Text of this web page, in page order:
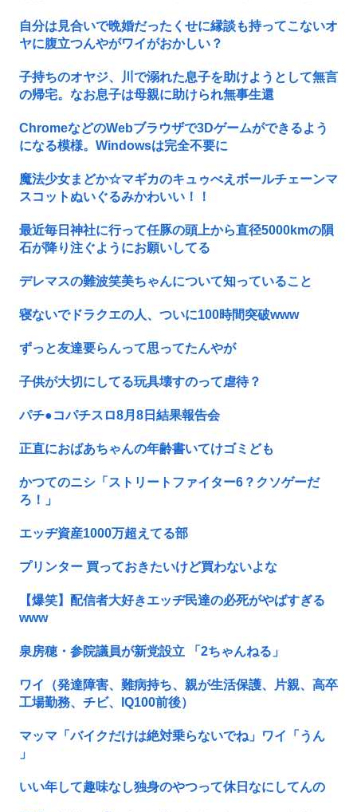
自分は見合いで晩婚だったくせに縁談も持ってこないオ
ヤに腹立つんやがワイがおかしい？
子持ちのオヤジ、川で溺れた息子を助けようとして無言
の帰宅。なお息子は母親に助けられ無事生還
ChromeなどのWebブラウザで3Dゲームができるよう
になる模様。Windowsは完全不要に
魔法少女まどか☆マギカのキュゥべえボールチェーンマ
スコットぬいぐるみかわいい！！
最近毎日神社に行って任豚の頭上から直径5000kmの隕
石が降り注ぐようにお願いしてる
デレマスの難波笑美ちゃんについて知っていること
寝ないでドラクエの人、ついに100時間突破www
ずっと友達要らんって思ってたんやが
子供が大切にしてる玩具壊すのって虐待？
パチ●コパチスロ8月8日結果報告会
正直におばあちゃんの年齢書いてけゴミども
かつてのニシ「ストリートファイター6？クソゲーだ
ろ！」
エッヂ資産1000万超えてる部
プリンター 買っておきたいけど買わないよな
【爆笑】配信者大好きエッヂ民達の必死がやばすぎる
www
泉房穂・参院議員が新党設立 「2ちゃんねる」
ワイ（発達障害、難病持ち、親が生活保護、片親、高卒
工場勤務、チビ、IQ100前後）
マッマ「バイクだけは絶対乗らないでね」ワイ「うん
」
いい年して趣味なし独身のやつって休日なにしてんの